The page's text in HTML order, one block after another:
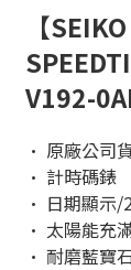
【
V192-
• 原廠公司
• 計時碼錶
• 日期顯示/
• 太陽能充
• 耐磨藍寶